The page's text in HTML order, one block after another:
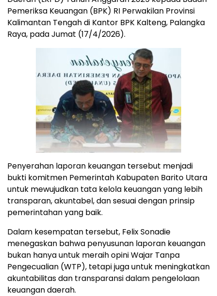
Pemeriksa Keuangan (BPK) RI Perwakilan Provinsi
Kalimantan Tengah di Kantor BPK Kalteng, Palangka
Raya, pada Jumat (17/4/2026).
Penyerahan laporan keuangan tersebut menjadi
bukti komitmen Pemerintah Kabupaten Barito Utara
untuk mewujudkan tata kelola keuangan yang lebih
transparan, akuntabel, dan sesuai dengan prinsip
pemerintahan yang baik.
Dalam kesempatan tersebut, Felix Sonadie
menegaskan bahwa penyusunan laporan keuangan
bukan hanya untuk meraih opini Wajar Tanpa
Pengecualian (WTP), tetapi juga untuk meningkatkan
akuntabilitas dan transparansi dalam pengelolaan
keuangan daerah.